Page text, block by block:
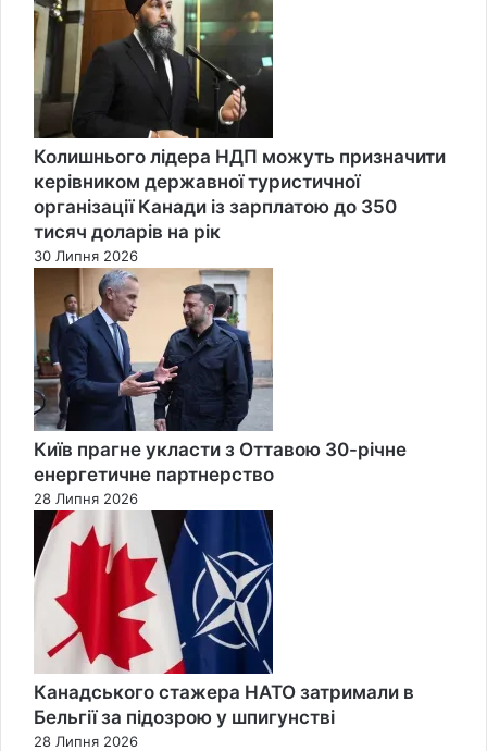
Колишнього лідера НДП можуть призначити
керівником державної туристичної
організації Канади із зарплатою до 350
тисяч доларів на рік
30 Липня 2026
Київ прагне укласти з Оттавою 30-річне
енергетичне партнерство
28 Липня 2026
Канадського стажера НАТО затримали в
Бельгії за підозрою у шпигунстві
28 Липня 2026